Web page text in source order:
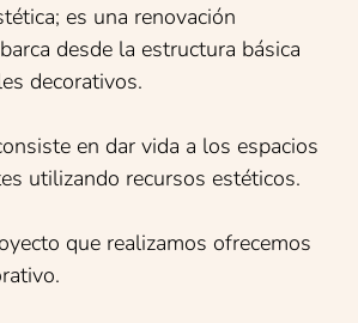
es una renovación
desde la estructura básica
decorativos.
en dar vida a los espacios
utilizando recursos estéticos.
que realizamos ofrecemos